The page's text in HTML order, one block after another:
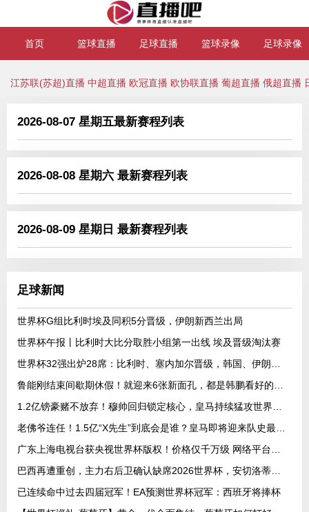
首页 篮球直播 足球直播 篮球录像 足球录像
江苏联(苏超)直播 中超直播 欧冠直播 欧协联直播 葡超直播 俄超直播
2026-08-07 星期五最新赛程列表
2026-08-08 星期六 最新赛程列表
2026-08-09 星期日 最新赛程列表
足球新闻
世界杯G组比利时埃及同积5分晋级，伊朗新西兰出局
世界杯午报丨比利时大比分取胜小组第一出线 埃及晋级淘汰赛
已连续命中过去四届冠军！EA预测世界杯冠军：西班牙将捧杯